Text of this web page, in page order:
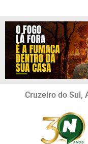
Cruzeiro do Sul,